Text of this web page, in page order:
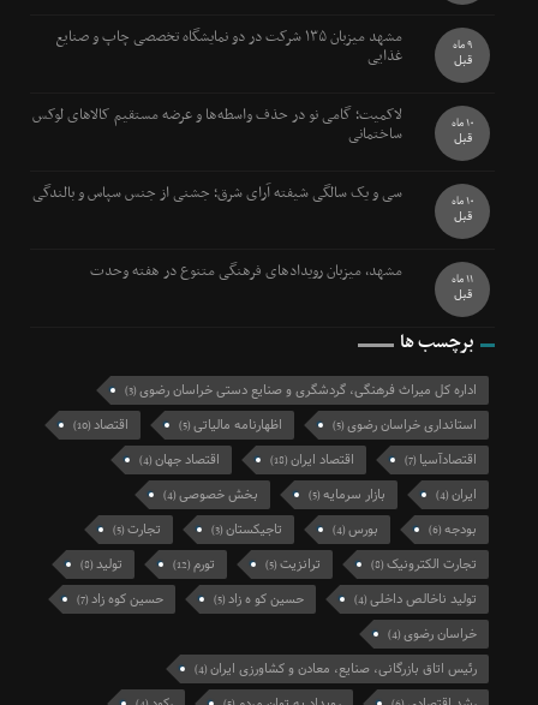
مشهد میزبان ۱۳۵ شرکت در دو نمایشگاه تخصصی چاپ و صنایع
غذایی 9 ماه
قبل
لاکمیت؛ گامی نو در حذف واسطه‌ها و عرضه مستقیم کالاهای لوکس
ساختمانی 10 ماه
قبل
سی و یک سالگی شیفته آرای شرق؛ جشنی از جنس سپاس و بالندگی 10 ماه
قبل
مشهد، میزبان رویدادهای فرهنگی متنوع در هفته وحدت 11 ماه
قبل
برچسب ها
اداره کل میراث فرهنگی، گردشگری و صنایع دستی خراسان رضوی(3)
استانداری خراسان رضوی(5) اظهارنامه مالیاتی(5) اقتصاد(10)
اقتصادآسیا (7) اقتصاد ایران(18) اقتصاد جهان(4)
ایران(4) بازار سرمایه(5) بخش خصوصی(4)
بودجه(6) بورس(4) تاجیکستان(3) تجارت(5)
تجارت الکترونیک(8) ترانزیت(5) تورم(12) تولید(8)
تولید ناخالص داخلی(4) حسین کو ه زاد(5) حسین کوه زاد(7)
خراسان رضوی(4)
رئیس اتاق بازرگانی، صنایع، معادن و کشاورزی ایران(4)